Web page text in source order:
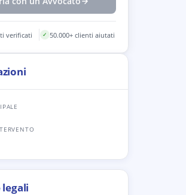
verificati ✓ 50.000+ clienti aiutati